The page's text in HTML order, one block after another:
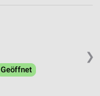
❯
Geöffnet